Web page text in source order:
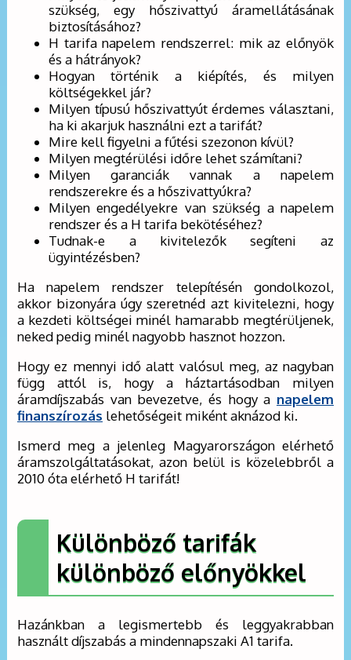
szükség, egy hőszivattyú áramellátásának
biztosításához?
H tarifa napelem rendszerrel: mik az előnyök
és a hátrányok?
Hogyan történik a kiépítés, és milyen
költségekkel jár?
Milyen típusú hőszivattyút érdemes választani,
ha ki akarjuk használni ezt a tarifát?
Mire kell figyelni a fűtési szezonon kívül?
Milyen megtérülési időre lehet számítani?
Milyen garanciák vannak a napelem
rendszerekre és a hőszivattyúkra?
Milyen engedélyekre van szükség a napelem
rendszer és a H tarifa bekötéséhez?
Tudnak-e a kivitelezők segíteni az
ügyintézésben?
Ha napelem rendszer telepítésén gondolkozol,
akkor bizonyára úgy szeretnéd azt kivitelezni, hogy
a kezdeti költségei minél hamarabb megtérüljenek,
neked pedig minél nagyobb hasznot hozzon.
Hogy ez mennyi idő alatt valósul meg, az nagyban
függ attól is, hogy a háztartásodban milyen
áramdíjszabás van bevezetve, és hogy a napelem
finanszírozás lehetőségeit miként aknázod ki.
Ismerd meg a jelenleg Magyarországon elérhető
áramszolgáltatásokat, azon belül is közelebbről a
2010 óta elérhető H tarifát!
Különböző tarifák
különböző előnyökkel
Hazánkban a legismertebb és leggyakrabban
használt díjszabás a mindennapszaki A1 tarifa.